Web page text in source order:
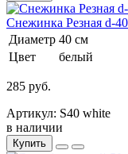
Снежинка Резная d-
Диаметр 40 см
Цвет
белый
285 руб.
Артикул: S40 white
в наличии
Купить